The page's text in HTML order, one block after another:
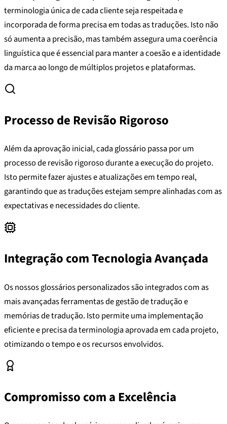
terminologia única de cada cliente seja respeitada e
incorporada de forma precisa em todas as traduções. Isto não
só aumenta a precisão, mas também assegura uma coerência
linguística que é essencial para manter a coesão e a identidade
da marca ao longo de múltiplos projetos e plataformas.
Processo de Revisão Rigoroso
Além da aprovação inicial, cada glossário passa por um
processo de revisão rigoroso durante a execução do projeto.
Isto permite fazer ajustes e atualizações em tempo real,
garantindo que as traduções estejam sempre alinhadas com as
expectativas e necessidades do cliente.
Integração com Tecnologia Avançada
Os nossos glossários personalizados são integrados com as
mais avançadas ferramentas de gestão de tradução e
memórias de tradução. Isto permite uma implementação
eficiente e precisa da terminologia aprovada em cada projeto,
otimizando o tempo e os recursos envolvidos.
Compromisso com a Excelência